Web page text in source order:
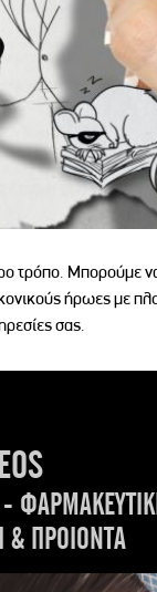
τρόπο. Μπορούμε
ήρωες με
σας.
& ΠΡΟΙΟΝΤΑ